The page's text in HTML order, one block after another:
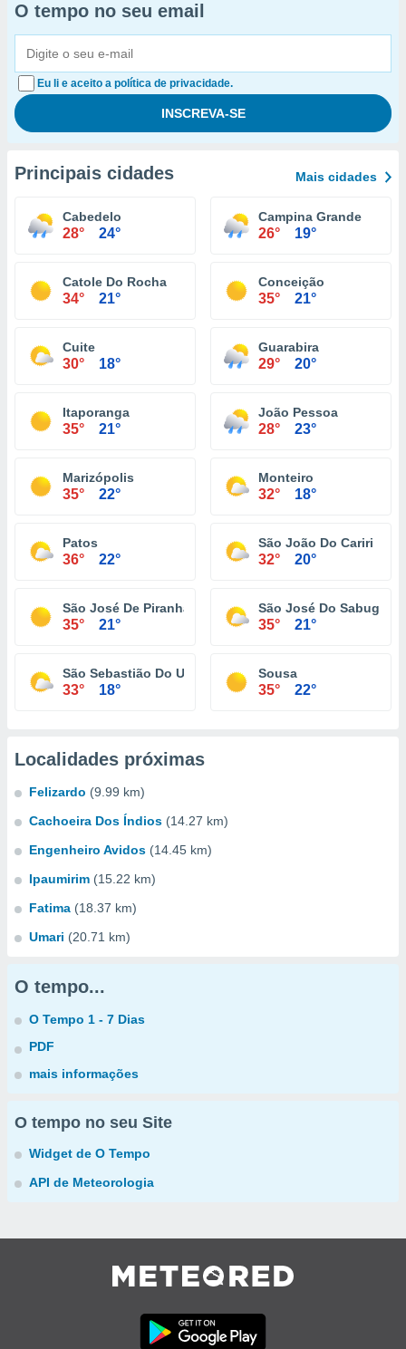
O tempo no seu email
Eu li e aceito a política de privacidade.
Principais cidades Mais cidades
Cabedelo
28° 24°
Campina Grande
26° 19°
Catole Do Rocha
34° 21°
Conceição
35° 21°
Cuite
30° 18°
Guarabira
29° 20°
Itaporanga
35° 21°
João Pessoa
28° 23°
Marizópolis
35° 22°
Monteiro
32° 18°
Patos
36° 22°
São João Do Cariri
32° 20°
São José De Piranhas
35° 21°
São José Do Sabugi
35° 21°
São Sebastião Do Umbuzeiro
33° 18°
Sousa
35° 22°
Localidades próximas
Felizardo (9.99 km)
Cachoeira Dos Índios (14.27 km)
Engenheiro Avidos (14.45 km)
Ipaumirim (15.22 km)
Fatima (18.37 km)
Umari (20.71 km)
O tempo...
O Tempo 1 - 7 Dias
PDF
mais informações
O tempo no seu Site
Widget de O Tempo
API de Meteorologia